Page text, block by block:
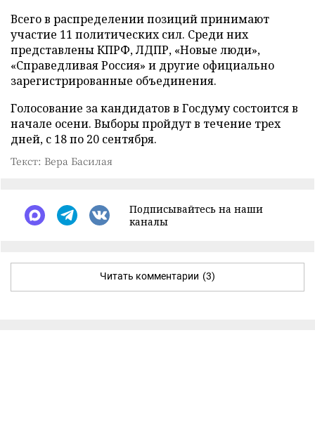
Всего в распределении позиций принимают
участие 11 политических сил. Среди них
представлены КПРФ, ЛДПР, «Новые люди»,
«Справедливая Россия» и другие официально
зарегистрированные объединения.
Голосование за кандидатов в Госдуму состоится в
начале осени. Выборы пройдут в течение трех
дней, с 18 по 20 сентября.
Текст: Вера Басилая
Подписывайтесь на наши
каналы
Читать комментарии (3)